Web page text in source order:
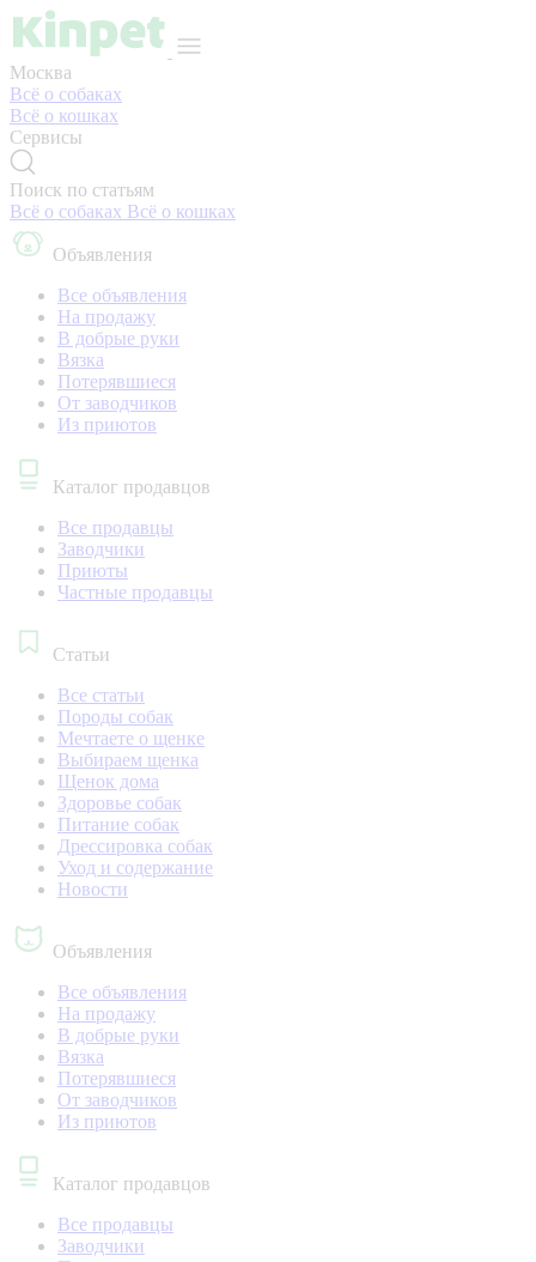
Москва
Всё о собаках
Всё о кошках
Сервисы
Поиск по статьям
Всё о собаках Всё о кошках
Объявления
Все объявления
На продажу
В добрые руки
Вязка
Потерявшиеся
От заводчиков
Из приютов
Каталог продавцов
Все продавцы
Заводчики
Приюты
Частные продавцы
Статьи
Все статьи
Породы собак
Мечтаете о щенке
Выбираем щенка
Щенок дома
Здоровье собак
Питание собак
Дрессировка собак
Уход и содержание
Новости
Объявления
Все объявления
На продажу
В добрые руки
Вязка
Потерявшиеся
От заводчиков
Из приютов
Каталог продавцов
Все продавцы
Заводчики